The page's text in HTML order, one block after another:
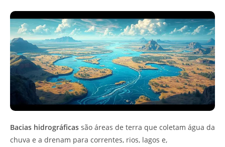
Bacias hidrográficas são áreas de terra que coletam água da
chuva e a drenam para correntes, rios, lagos e,